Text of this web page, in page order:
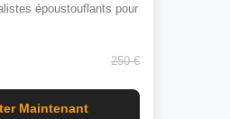
époustouflants pour
250 €
Maintenant